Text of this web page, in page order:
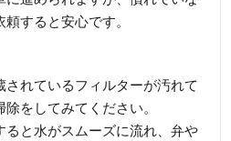
すると安心です。
れているフィルターが汚れて
をしてみてください。
ると水がスムーズに流れ、弁や